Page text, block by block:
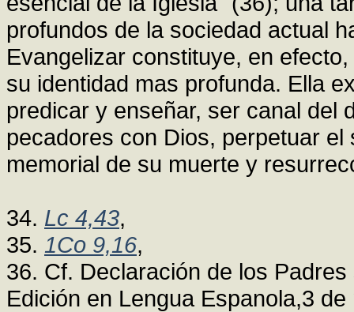
profundos de la sociedad actual
Evangelizar constituye, en
su identidad mas profunda. Ella
predicar y enseñar, ser canal del
pecadores con Dios, perpetuar
memorial de su muerte y
34. Lc 4,43,
35. 1Co 9,16,
36. Cf. Declaración de los
Edición en Lengua Espanola,3